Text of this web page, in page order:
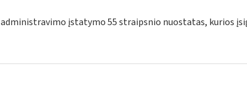
administravimo įstatymo 55 straipsnio nuostatas, kurios